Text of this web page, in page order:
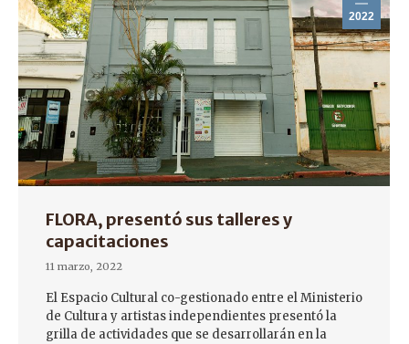
2022
FLORA, presentó sus talleres y
capacitaciones
11 marzo, 2022
El Espacio Cultural co-gestionado entre el Ministerio
de Cultura y artistas independientes presentó la
grilla de actividades que se desarrollarán en la